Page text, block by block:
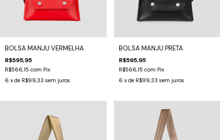
BOLSA MANJU VERMELHA
R$595,95
R$566,15 com Pix
6 x de R$99,33 sem juros
BOLSA MANJU PRETA
R$595,95
R$566,15 com Pix
6 x de R$99,33 sem juros